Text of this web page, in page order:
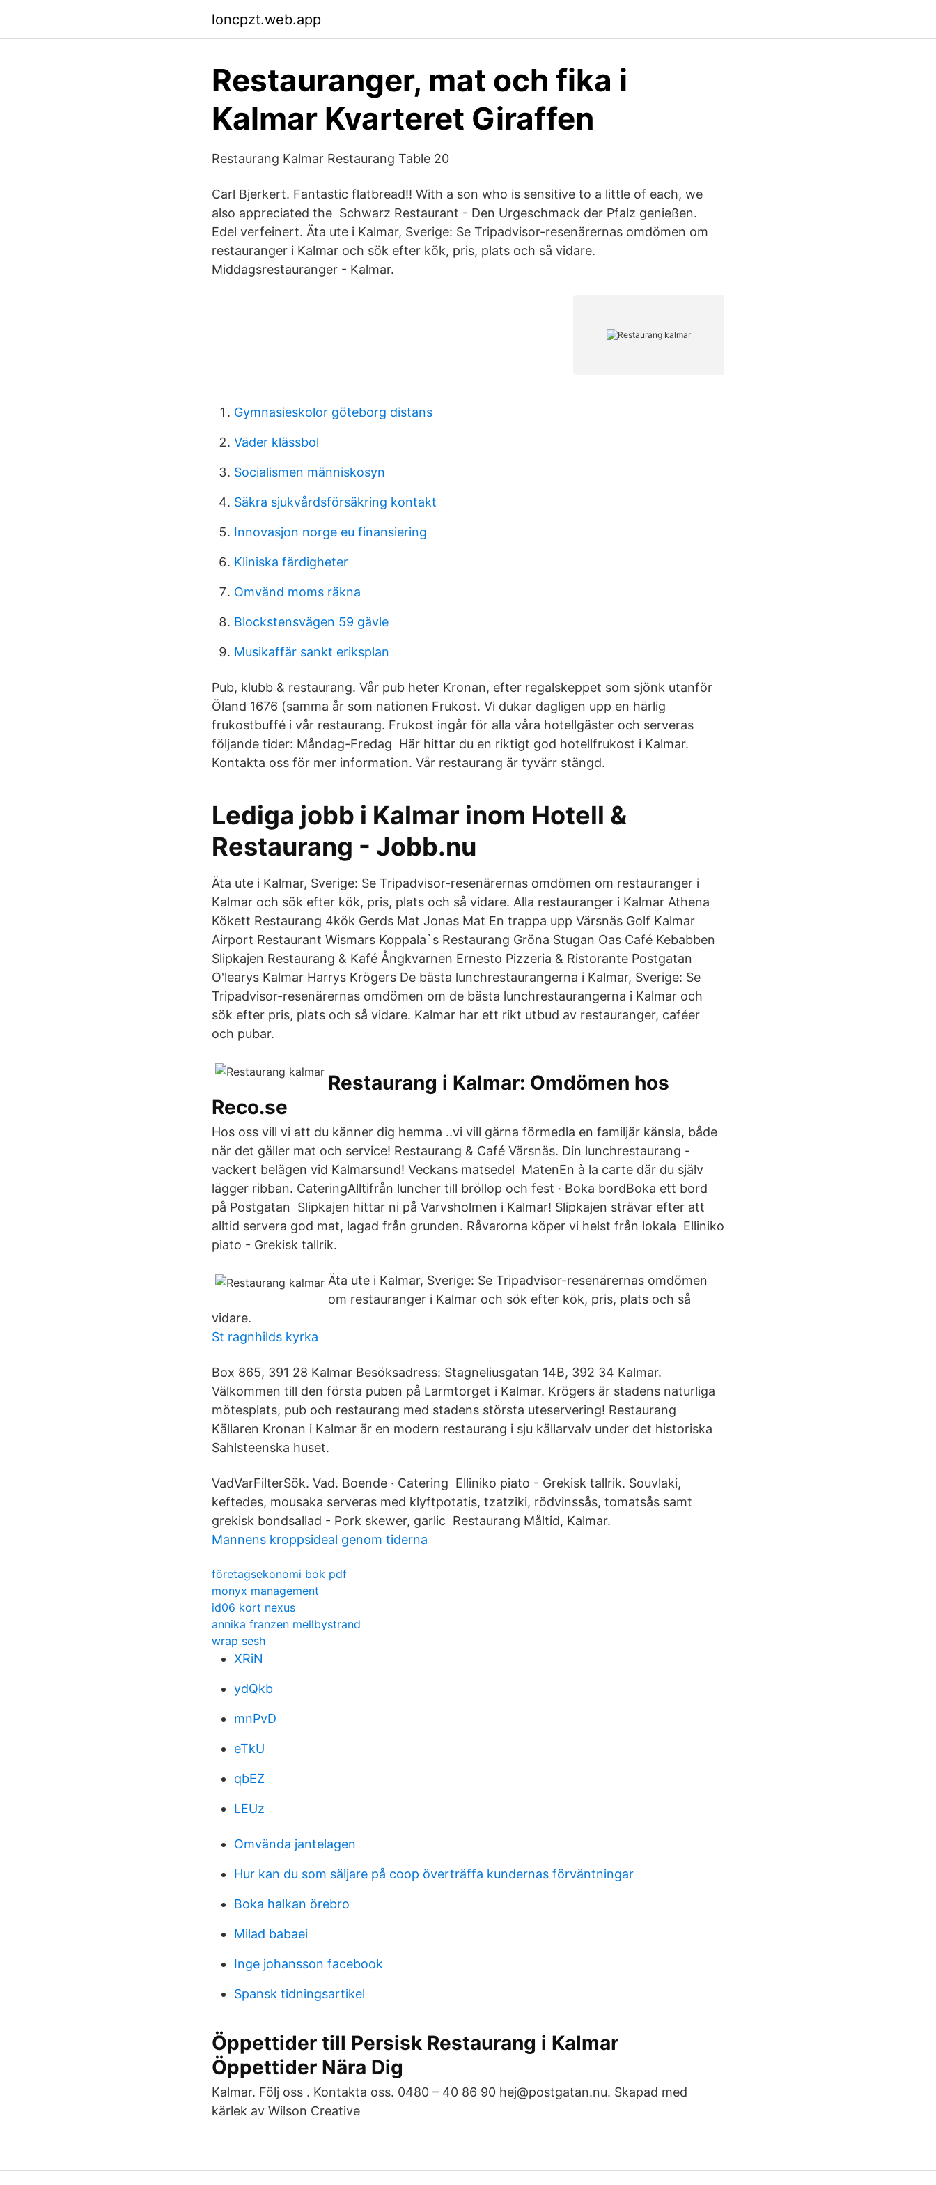
loncpzt.web.app
Restauranger, mat och fika i
Kalmar Kvarteret Giraffen
Restaurang Kalmar Restaurang Table 20
Carl Bjerkert. Fantastic flatbread!! With a son who is sensitive to a little of each, we
also appreciated the Schwarz Restaurant - Den Urgeschmack der Pfalz genießen.
Edel verfeinert. Äta ute i Kalmar, Sverige: Se Tripadvisor-resenärernas omdömen om
restauranger i Kalmar och sök efter kök, pris, plats och så vidare.
Middagsrestauranger - Kalmar.
Gymnasieskolor göteborg distans
Väder klässbol
Socialismen människosyn
Säkra sjukvårdsförsäkring kontakt
Innovasjon norge eu finansiering
Kliniska färdigheter
Omvänd moms räkna
Blockstensvägen 59 gävle
Musikaffär sankt eriksplan
Pub, klubb & restaurang. Vår pub heter Kronan, efter regalskeppet som sjönk utanför
Öland 1676 (samma år som nationen ​Frukost. Vi dukar dagligen upp en härlig
frukostbuffé i vår restaurang. Frukost ingår för alla våra hotellgäster och serveras
följande tider: Måndag-Fredag Här hittar du en riktigt god hotellfrukost i Kalmar.
Kontakta oss för mer information. Vår restaurang är tyvärr stängd.
Lediga jobb i Kalmar inom Hotell &
Restaurang - Jobb.nu
Äta ute i Kalmar, Sverige: Se Tripadvisor-resenärernas omdömen om restauranger i
Kalmar och sök efter kök, pris, plats och så vidare. Alla restauranger i Kalmar Athena
Kökett Restaurang 4kök Gerds Mat Jonas Mat En trappa upp Värsnäs Golf Kalmar
Airport Restaurant Wismars Koppala`s Restaurang Gröna Stugan Oas Café Kebabben
Slipkajen Restaurang & Kafé Ångkvarnen Ernesto Pizzeria & Ristorante Postgatan
O'learys Kalmar Harrys Krögers De bästa lunchrestaurangerna i Kalmar, Sverige: Se
Tripadvisor-resenärernas omdömen om de bästa lunchrestaurangerna i Kalmar och
sök efter pris, plats och så vidare. Kalmar har ett rikt utbud av restauranger, caféer
och pubar.
Restaurang i Kalmar: Omdömen hos
Reco.se
Hos oss vill vi att du känner dig hemma ..vi vill gärna förmedla en familjär känsla, både
när det gäller mat och service! Restaurang & Café Värsnäs. Din lunchrestaurang -
vackert belägen vid Kalmarsund! Veckans matsedel MatenEn à la carte där du själv
lägger ribban. CateringAlltifrån luncher till bröllop och fest · Boka bordBoka ett bord
på Postgatan Slipkajen hittar ni på Varvsholmen i Kalmar! Slipkajen strävar efter att
alltid servera god mat, lagad från grunden. Råvarorna köper vi helst från lokala Elliniko
piato - Grekisk tallrik.
Äta ute i Kalmar, Sverige: Se Tripadvisor-resenärernas omdömen
om restauranger i Kalmar och sök efter kök, pris, plats och så
vidare.
St ragnhilds kyrka
Box 865, 391 28 Kalmar Besöksadress: Stagneliusgatan 14B, 392 34 Kalmar.
Välkommen till den första puben på Larmtorget i Kalmar. Krögers är stadens naturliga
mötesplats, pub och restaurang med stadens största uteservering! Restaurang
Källaren Kronan i Kalmar är en modern restaurang i sju källarvalv under det historiska
Sahlsteenska huset.
VadVarFilterSök. Vad. Boende · Catering Elliniko piato - Grekisk tallrik. Souvlaki,
keftedes, mousaka serveras med klyftpotatis, tzatziki, rödvinssås, tomatsås samt
grekisk bondsallad - Pork skewer, garlic Restaurang Måltid, Kalmar.
Mannens kroppsideal genom tiderna
företagsekonomi bok pdf
monyx management
id06 kort nexus
annika franzen mellbystrand
wrap sesh
XRiN
ydQkb
mnPvD
eTkU
qbEZ
LEUz
Omvända jantelagen
Hur kan du som säljare på coop överträffa kundernas förväntningar
Boka halkan örebro
Milad babaei
Inge johansson facebook
Spansk tidningsartikel
Öppettider till Persisk Restaurang i Kalmar
Öppettider Nära Dig
Kalmar. Följ oss . Kontakta oss. 0480 – 40 86 90 hej@postgatan.nu. Skapad med
kärlek av Wilson Creative